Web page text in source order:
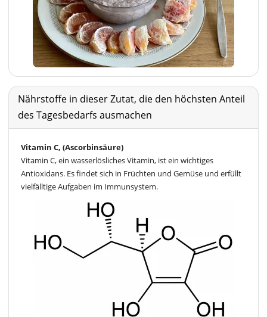
Nährstoffe in dieser Zutat, die den höchsten Anteil
des Tagesbedarfs ausmachen
Vitamin C, (Ascorbinsäure)
Vitamin C, ein wasserlösliches Vitamin, ist ein wichtiges
Antioxidans. Es findet sich in Früchten und Gemüse und erfüllt
vielfälltige Aufgaben im Immunsystem.